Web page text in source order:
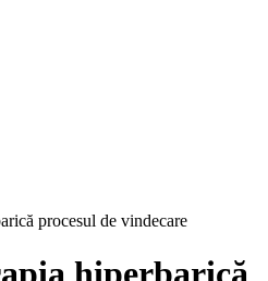
procesul de vindecare